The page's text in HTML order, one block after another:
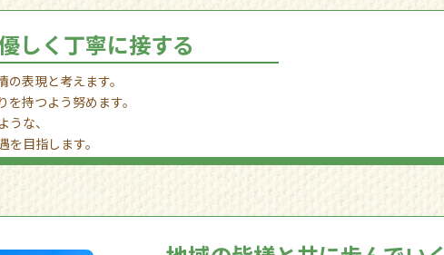
しく丁寧に接する
表現と考えます。
持つよう努めます。
な、
目指します。